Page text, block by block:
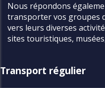
Nous répondons
transporter vos groupes
vers leurs diverses
sites touristiques,
Transport régulier